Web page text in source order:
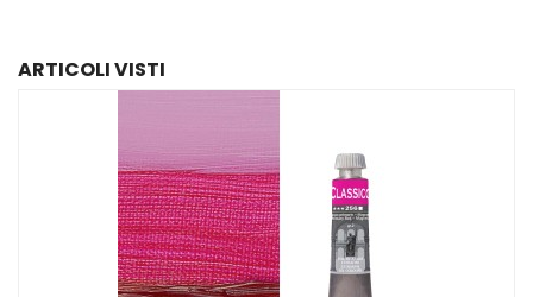
ARTICOLI VISTI